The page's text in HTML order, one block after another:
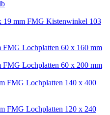
FMG Kistenwinkel 103
FMG Lochplatten 60 x 160 mm
FMG Lochplatten 60 x 200 mm
FMG Lochplatten 140 x 400
FMG Lochplatten 120 x 240